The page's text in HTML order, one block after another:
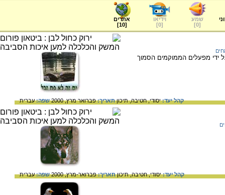
שמע
[
0
]
וידיאו
[
0
]
אתרים
[
10
]
ידי מפעלים הממוקמים הסמוך
קהל יעד:יסודי,חטיבה,תיכוןתאריך:פברואר מרץ, 2000 שפה:עברית
קהל יעד:יסודי,חטיבה,תיכוןתאריך:פברואר-מרץ, 2000 שפה:עברית